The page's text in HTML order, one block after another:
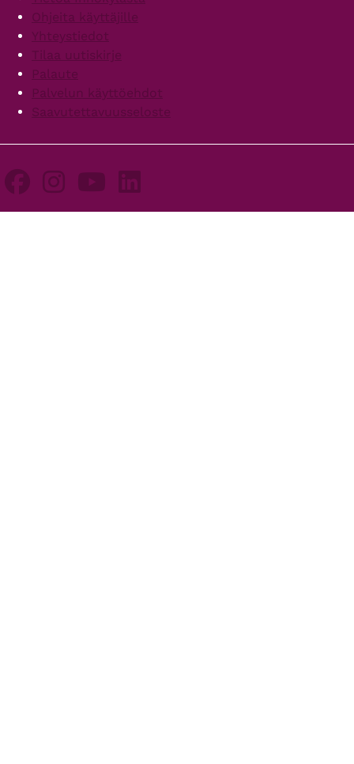
Ohjeita käyttäjille
Yhteystiedot
Tilaa uutiskirje
Palaute
Palvelun käyttöehdot
Saavutettavuusseloste